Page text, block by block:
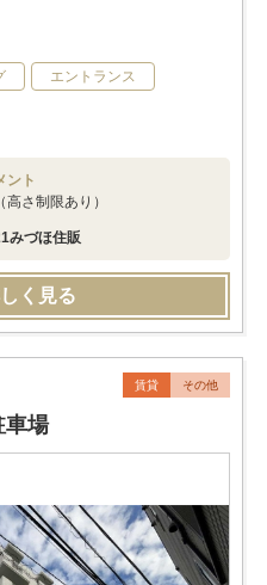
エントランス
ント
さ制限あり）
みづほ住販
く見る
賃貸 その他
車場